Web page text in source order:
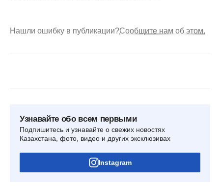
Нашли ошибку в публикации?Сообщите нам об этом.
Узнавайте обо всем первыми
Подпишитесь и узнавайте о свежих новостях
Казахстана, фото, видео и других эксклюзивах
Instagram